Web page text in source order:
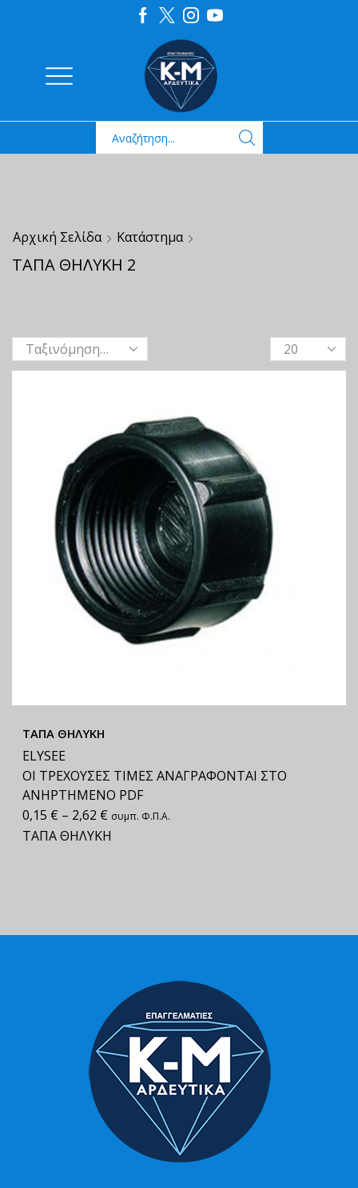
Αρχική Σελίδα Κατάστημα
ΤΑΠΑ ΘΗΛΥΚΗ 2
ΤΑΠΑ ΘΗΛΥΚΗ
ELYSEE
ΟΙ ΤΡΕΧΟΥΣΕΣ ΤΙΜΕΣ ΑΝΑΓΡΑΦΟΝΤΑΙ ΣΤΟ
ΑΝΗΡΤΗΜΕΝΟ PDF
0,15 € – 2,62 € συμπ. Φ.Π.Α.
ΤΑΠΑ ΘΗΛΥΚΗ